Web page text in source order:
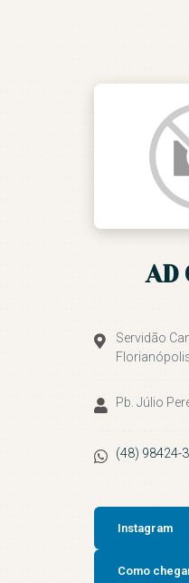
NOSSA
MINISTÉRIOS
AGENDA DE
PREGAÇÕES
CONTATO
AD
Servidão
Pb. Júlio
(48) 98424-
Instagram
Como